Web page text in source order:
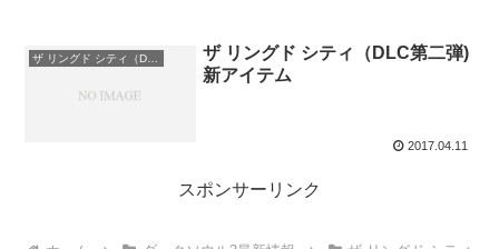
ザ リングド シティ（DLC第二弾) 新アイテム
ザ リングド シティ（DLC第二弾)
新アイテム
2017.04.11
スポンサーリンク